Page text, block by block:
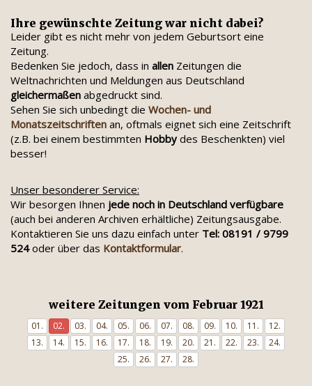
Ihre gewünschte Zeitung war nicht dabei?
Leider gibt es nicht mehr von jedem Geburtsort eine
Zeitung.
Bedenken Sie jedoch, dass in allen Zeitungen die
Weltnachrichten und Meldungen aus Deutschland
gleichermaßen abgedruckt sind.
Sehen Sie sich unbedingt die Wochen- und
Monatszeitschriften an, oftmals eignet sich eine Zeitschrift
(z.B. bei einem bestimmten Hobbydes Beschenkten) viel
besser!
Unser besonderer Service:
Wir besorgen Ihnen jede noch in Deutschland verfügbare
(auch bei anderen Archiven erhältliche) Zeitungsausgabe.
Kontaktieren Sie uns dazu einfach unter Tel: 08191 / 9799
524oder über das Kontaktformular.
weitere Zeitungen vom Februar 1921
01. 02. 03. 04. 05. 06. 07. 08. 09. 10. 11.
12.
13.
14. 15. 16. 17. 18. 19. 20. 21. 22. 23.
24.
25.
26. 27. 28.